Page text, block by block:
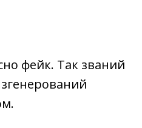
фейк. Так званий